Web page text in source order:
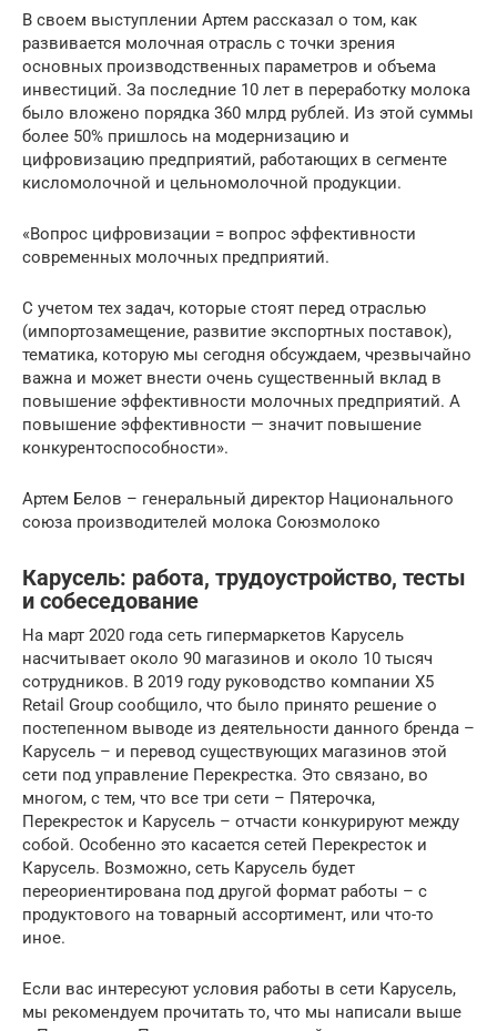
В своем выступлении Артем рассказал о том, как
развивается молочная отрасль с точки зрения
основных производственных параметров и объема
инвестиций. За последние 10 лет в переработку молока
было вложено порядка 360 млрд рублей. Из этой суммы
более 50% пришлось на модернизацию и
цифровизацию предприятий, работающих в сегменте
кисломолочной и цельномолочной продукции.
«Вопрос цифровизации = вопрос эффективности
современных молочных предприятий.
С учетом тех задач, которые стоят перед отраслью
(импортозамещение, развитие экспортных поставок),
тематика, которую мы сегодня обсуждаем, чрезвычайно
важна и может внести очень существенный вклад в
повышение эффективности молочных предприятий. А
повышение эффективности — значит повышение
конкурентоспособности».
Артем Белов – генеральный директор Национального
союза производителей молока Союзмолоко
Карусель: работа, трудоустройство, тесты
и собеседование
На март 2020 года сеть гипермаркетов Карусель
насчитывает около 90 магазинов и около 10 тысяч
сотрудников. В 2019 году руководство компании X5
Retail Group сообщило, что было принято решение о
постепенном выводе из деятельности данного бренда –
Карусель – и перевод существующих магазинов этой
сети под управление Перекрестка. Это связано, во
многом, с тем, что все три сети – Пятерочка,
Перекресток и Карусель – отчасти конкурируют между
собой. Особенно это касается сетей Перекресток и
Карусель. Возможно, сеть Карусель будет
переориентирована под другой формат работы – с
продуктового на товарный ассортимент, или что-то
иное.
Если вас интересуют условия работы в сети Карусель,
мы рекомендуем прочитать то, что мы написали выше